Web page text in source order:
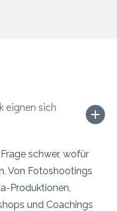
eignen sich
schwer, wofür
Von Fotoshootings
Produktionen,
und Coachings